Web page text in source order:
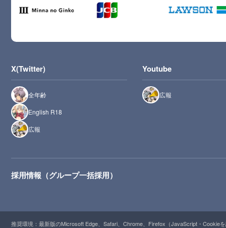
X(Twitter)
全年齢
English R18
広報
Youtube
広報
採用情報（グループ一括採用）
推奨環境：最新版のMicrosoft Edge、Safari、Chrome、Firefox（JavaScript・Cookie